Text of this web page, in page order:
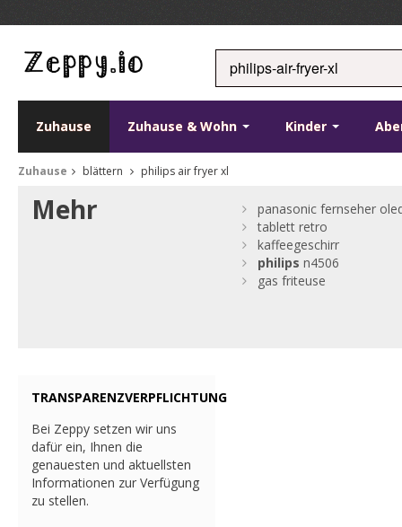
Zuhause Zuhause & Wohn Kinder
Zuhause blättern philips air fryer xl
Mehr
panasonic fernseher
tablett retro
kaffeegeschirr
philips n4506
gas friteuse
TRANSPARENZVERPFLICHTUNG
Bei Zeppy setzen wir uns
dafür ein, Ihnen die
genauesten und aktuellsten
Informationen zur Verfügung
zu stellen.